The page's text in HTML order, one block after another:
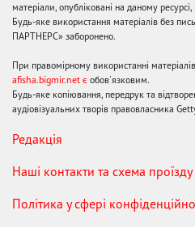
матеріали, опубліковані на даному
Будь-яке використання матеріалів без
ПАРТНЕРС» заборонено.
При правомірному використанні
afisha.bigmir.net є обов'язковим.
Будь-яке копіювання, передрук та
аудіовізуальних творів правовласника
Редакція
Наші контакти та схема проїзду
Політика у сфері